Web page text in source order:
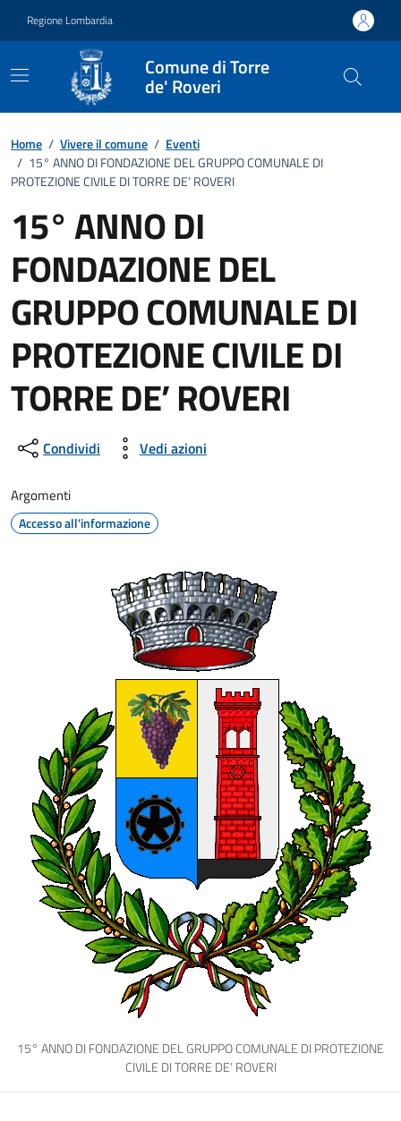
Regione Lombardia
Comune di Torre
de' Roveri
Home / Vivere il comune / Eventi
/ 15° ANNO DI FONDAZIONE DEL GRUPPO COMUNALE DI
PROTEZIONE CIVILE DI TORRE DE’ ROVERI
15° ANNO DI
FONDAZIONE DEL
GRUPPO COMUNALE DI
PROTEZIONE CIVILE DI
TORRE DE’ ROVERI
Dettagli della notizia
Condividi Vedi azioni
Argomenti
Accesso all'informazione
15° ANNO DI FONDAZIONE DEL GRUPPO COMUNALE DI PROTEZIONE
CIVILE DI TORRE DE’ ROVERI